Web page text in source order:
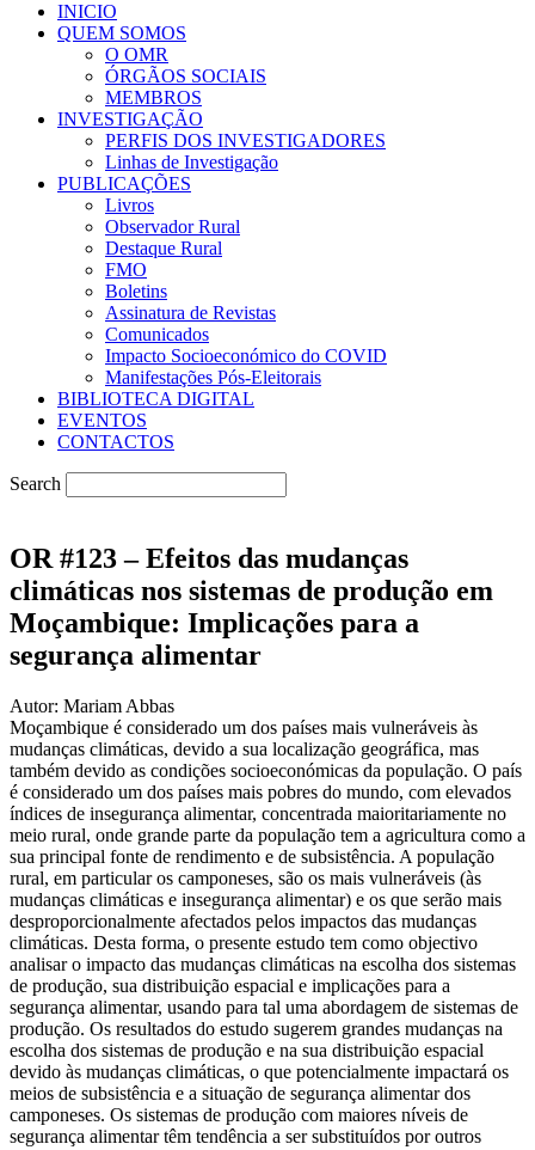
INICIO
QUEM SOMOS
O OMR
ÓRGÃOS SOCIAIS
MEMBROS
INVESTIGAÇÃO
PERFIS DOS INVESTIGADORES
Linhas de Investigação
PUBLICAÇÕES
Livros
Observador Rural
Destaque Rural
FMO
Boletins
Assinatura de Revistas
Comunicados
Impacto Socioeconómico do COVID
Manifestações Pós-Eleitorais
BIBLIOTECA DIGITAL
EVENTOS
CONTACTOS
Search
OR #123 – Efeitos das mudanças
climáticas nos sistemas de produção em
Moçambique: Implicações para a
segurança alimentar
Autor: Mariam Abbas
Moçambique é considerado um dos países mais vulneráveis às
mudanças climáticas, devido a sua localização geográfica, mas
também devido as condições socioeconómicas da população. O país
é considerado um dos países mais pobres do mundo, com elevados
índices de insegurança alimentar, concentrada maioritariamente no
meio rural, onde grande parte da população tem a agricultura como a
sua principal fonte de rendimento e de subsistência. A população
rural, em particular os camponeses, são os mais vulneráveis (às
mudanças climáticas e insegurança alimentar) e os que serão mais
desproporcionalmente afectados pelos impactos das mudanças
climáticas. Desta forma, o presente estudo tem como objectivo
analisar o impacto das mudanças climáticas na escolha dos sistemas
de produção, sua distribuição espacial e implicações para a
segurança alimentar, usando para tal uma abordagem de sistemas de
produção. Os resultados do estudo sugerem grandes mudanças na
escolha dos sistemas de produção e na sua distribuição espacial
devido às mudanças climáticas, o que potencialmente impactará os
meios de subsistência e a situação de segurança alimentar dos
camponeses. Os sistemas de produção com maiores níveis de
segurança alimentar têm tendência a ser substituídos por outros